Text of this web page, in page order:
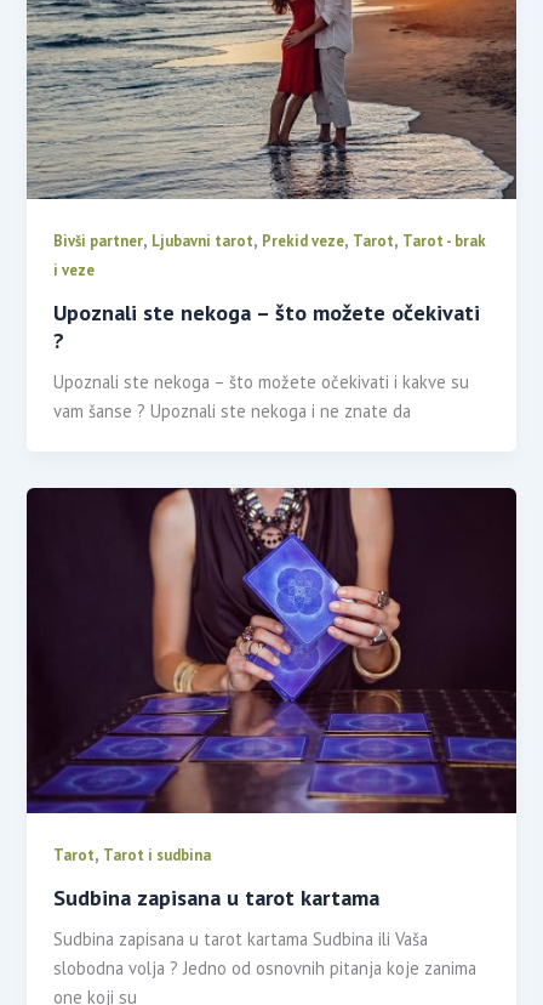
Bivši partner, Ljubavni tarot, Prekid veze, Tarot, Tarot - brak
i veze
Upoznali ste nekoga – što možete očekivati
?
Upoznali ste nekoga – što možete očekivati i kakve su
vam šanse ? Upoznali ste nekoga i ne znate da
Tarot, Tarot i sudbina
Sudbina zapisana u tarot kartama
Sudbina zapisana u tarot kartama Sudbina ili Vaša
slobodna volja ? Jedno od osnovnih pitanja koje zanima
one koji su